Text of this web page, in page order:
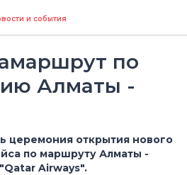
и события
по
Алматы -
церемония открытия нового
по маршруту Алматы -
Airways".